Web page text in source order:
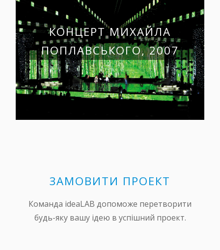
КОНЦЕРТ МИХАЙЛА
ПОПЛАВСЬКОГО, 2007
ЗАМОВИТИ ПРОЕКТ
Команда ideaLAB допоможе перетворити
будь-яку вашу ідею в успішний проект.